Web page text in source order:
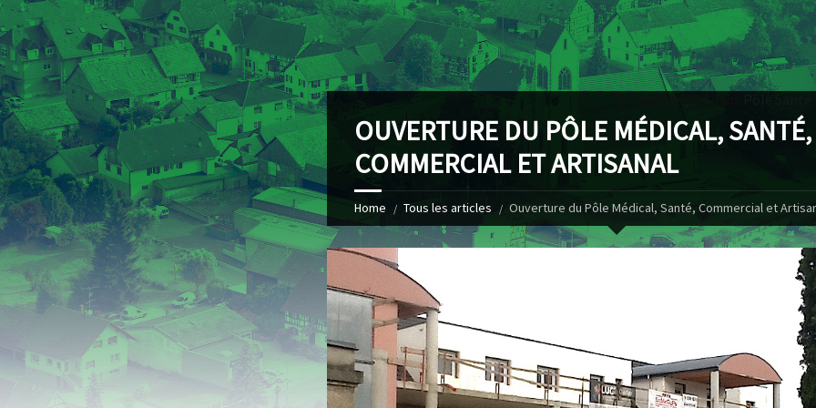
OUVERTURE DU PÔLE MÉDICAL, SANTÉ,
COMMERCIAL ET ARTISANAL
Home Tous les articles Ouverture du Pôle Médical, Santé, Commercial et